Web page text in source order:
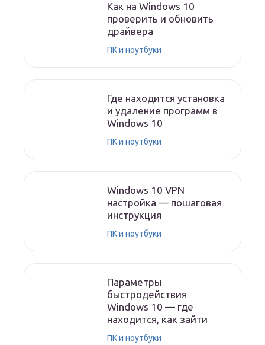
Как на Windows 10
проверить и обновить
драйвера
ПК и ноутбуки
Где находится установка
и удаление программ в
Windows 10
ПК и ноутбуки
Windows 10 VPN
настройка — пошаговая
инструкция
ПК и ноутбуки
Параметры
быстродействия
Windows 10 — где
находится, как зайти
ПК и ноутбуки